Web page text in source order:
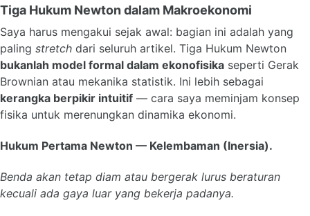
Tiga Hukum Newton dalam Makroekonomi
Saya harus mengakui sejak awal: bagian ini adalah yang
paling stretch dari seluruh artikel. Tiga Hukum Newton
bukanlah model formal dalam ekonofisika seperti Gerak
Brownian atau mekanika statistik. Ini lebih sebagai
kerangka berpikir intuitif — cara saya meminjam konsep
fisika untuk merenungkan dinamika ekonomi.
Hukum Pertama Newton — Kelembaman (Inersia).
Benda akan tetap diam atau bergerak lurus beraturan
kecuali ada gaya luar yang bekerja padanya.